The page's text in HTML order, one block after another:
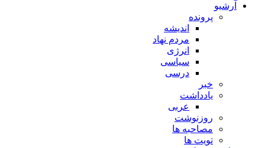
آرشیو
پرونده
اندیشه
مردم نهاد
انرژی
سیاسی
درسی
خبر
یادداشت
عربی
روزنوشت
مصاحبه ها
تویت ها